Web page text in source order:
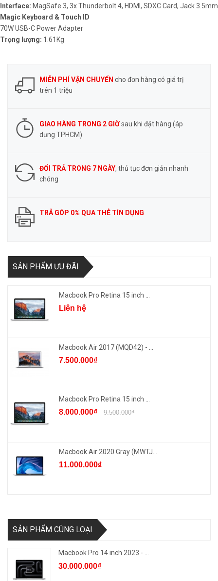
Interface: MagSafe 3, 3x Thunderbolt 4, HDMI, SDXC Card, Jack 3.5mm
Magic Keyboard & Touch ID
70W USB-C Power Adapter
Trọng lượng: 1.61Kg
MIỄN PHÍ VẬN CHUYỂN cho đơn hàng có giá trị
trên 1 triệu
GIAO HÀNG TRONG 2 GIỜsau khi đặt hàng (áp
dụng TPHCM)
ĐỔI TRẢ TRONG 7 NGÀY, thủ tục đơn giản nhanh
chóng
TRẢ GÓP 0% QUA THẺ TÍN DỤNG
SẢN PHẨM ƯU ĐÃI
Macbook Pro Retina 15 inch ...
Liên hệ
Macbook Air 2017 (MQD42) - ...
7.500.000₫
Macbook Pro Retina 15 inch ...
8.000.000₫ 9.500.000₫
Macbook Air 2020 Gray (MWTJ...
11.000.000₫
SẢN PHẨM CÙNG LOẠI
Macbook Pro 14 inch 2023 - ...
30.000.000₫